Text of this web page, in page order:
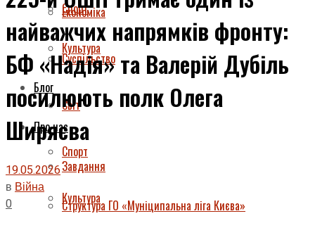
Спорт
Культура
Блог
Про нас
Завдання
Структура ГО «Муніципальна ліга Києва»
Економіка
Суспільство
Світ
Спорт
Культура
найважчих напрямків фронту:
БФ «Надія» та Валерій Дубіль
посилюють полк Олега
Ширяєва
19.05.2026
в Війна
0